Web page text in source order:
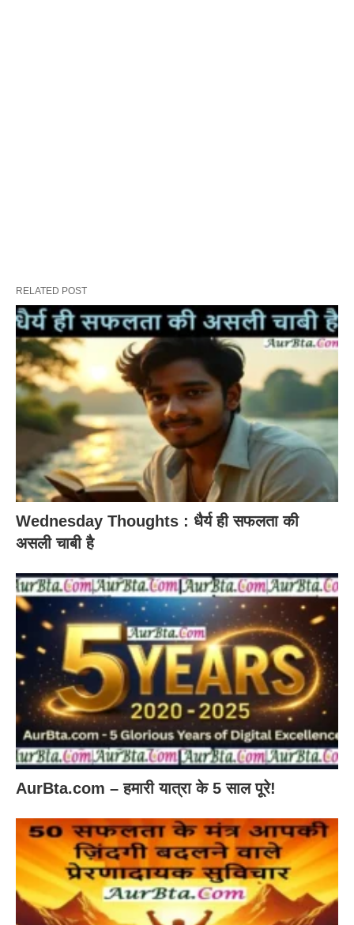
RELATED POST
Wednesday Thoughts : धैर्य ही सफलता की
असली चाबी है
AurBta.com – हमारी यात्रा के 5 साल पूरे!